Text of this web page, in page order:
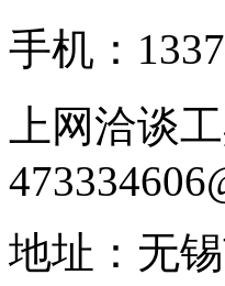
手机：
上网洽谈
地址：无